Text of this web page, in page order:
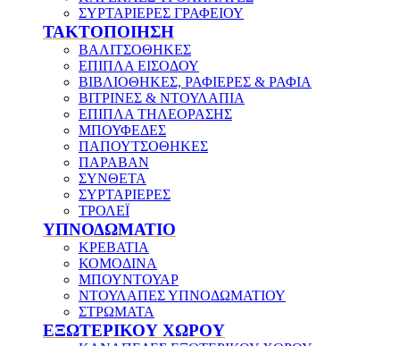
ΣΥΡΤΑΡΙΕΡΕΣ ΓΡΑΦΕΙΟΥ
ΤΑΚΤΟΠΟΙΗΣΗ
ΒΑΛΙΤΣΟΘΗΚΕΣ
ΕΠΙΠΛΑ ΕΙΣΟΔΟΥ
ΒΙΒΛΙΟΘΗΚΕΣ, ΡΑΦΙΕΡΕΣ & ΡΑΦΙΑ
ΒΙΤΡΙΝΕΣ & ΝΤΟΥΛΑΠΙΑ
ΕΠΙΠΛΑ ΤΗΛΕΟΡΑΣΗΣ
ΜΠΟΥΦΕΔΕΣ
ΠΑΠΟΥΤΣΟΘΗΚΕΣ
ΠΑΡΑΒΑΝ
ΣΥΝΘΕΤΑ
ΣΥΡΤΑΡΙΕΡΕΣ
ΤΡΟΛΕΪ
ΥΠΝΟΔΩΜΑΤΙΟ
ΚΡΕΒΑΤΙΑ
ΚΟΜΟΔΙΝΑ
ΜΠΟΥΝΤΟΥΑΡ
ΝΤΟΥΛΑΠΕΣ ΥΠΝΟΔΩΜΑΤΙΟΥ
ΣΤΡΩΜΑΤΑ
ΕΞΩΤΕΡΙΚΟΥ ΧΩΡΟΥ